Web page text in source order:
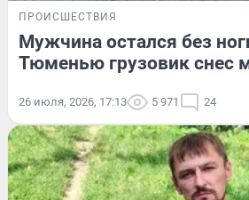
ПРОИСШЕСТВИЯ
Мужчина остался без
Тюменью грузовик снес
26 июля, 2026, 17:13 5 971 24